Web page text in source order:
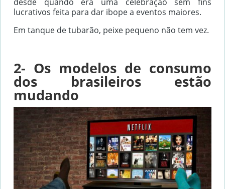
lucrativos feita para dar ibope a eventos maiores.
Em tanque de tubarão, peixe pequeno não tem vez.
2- Os modelos de consumo
dos brasileiros estão
mudando